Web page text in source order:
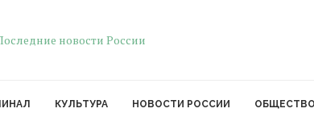
КУЛЬТУРА НОВОСТИ РОССИИ ОБЩЕСТВО